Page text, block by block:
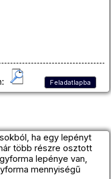
Feladatlapba
ha egy lepényt
több részre osztott
lepénye van,
mennyiségű